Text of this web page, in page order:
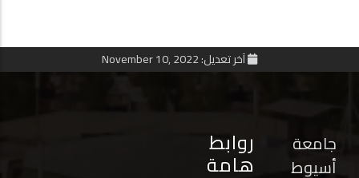
آخر تعديل: November 10, 2022
جامعة
أسيوط
روابط
هامة